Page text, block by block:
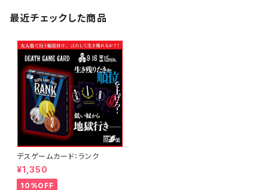
最近チェックした商品
デスゲームカード：ランク
¥1,350
10%OFF